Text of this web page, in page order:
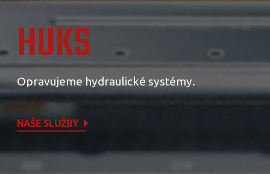
HUKS
Opravujeme hydraulické systémy.
NAŠE SLUŽBY